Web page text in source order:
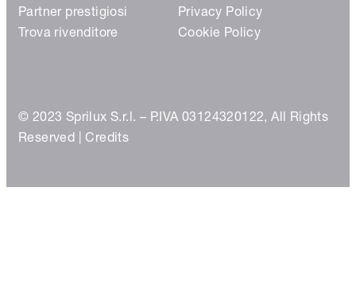
Partner prestigiosi
Trova rivenditore
Privacy Policy
Cookie Policy
© 2023 Sprilux S.r.l. – P.IVA 03124320122, All Rights
Reserved | Credits